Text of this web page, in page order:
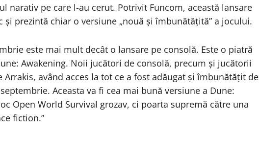
pe care l-au cerut. Potrivit Funcom, această lansare
prezintă chiar o versiune „nouă și îmbunătățită” a jocului.
este mai mult decât o lansare pe consolă. Este o piatră
Awakening. Noii jucători de consolă, precum și jucătorii
Arrakis, având acces la tot ce a fost adăugat și îmbunătățit de
Aceasta va fi cea mai bună versiune a Dune:
Open World Survival grozav, ci poarta supremă către una
fiction.”